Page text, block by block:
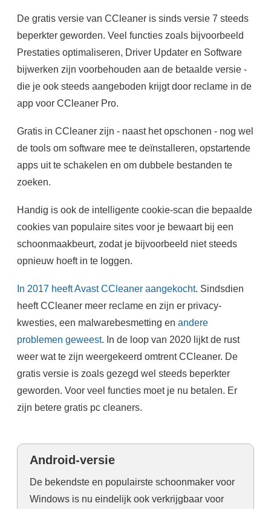
De gratis versie van CCleaner is sinds versie 7 steeds
beperkter geworden. Veel functies zoals bijvoorbeeld
Prestaties optimaliseren, Driver Updater en Software
bijwerken zijn voorbehouden aan de betaalde versie -
die je ook steeds aangeboden krijgt door reclame in de
app voor CCleaner Pro.
Gratis in CCleaner zijn - naast het opschonen - nog wel
de tools om software mee te deïnstalleren, opstartende
apps uit te schakelen en om dubbele bestanden te
zoeken.
Handig is ook de intelligente cookie-scan die bepaalde
cookies van populaire sites voor je bewaart bij een
schoonmaakbeurt, zodat je bijvoorbeeld niet steeds
opnieuw hoeft in te loggen.
In 2017 heeft Avast CCleaner aangekocht. Sindsdien
heeft CCleaner meer reclame en zijn er privacy-
kwesties, een malwarebesmetting en andere
problemen geweest. In de loop van 2020 lijkt de rust
weer wat te zijn weergekeerd omtrent CCleaner. De
gratis versie is zoals gezegd wel steeds beperkter
geworden. Voor veel functies moet je nu betalen. Er
zijn betere gratis pc cleaners.
Android-versie
De bekendste en populairste schoonmaker voor
Windows is nu eindelijk ook verkrijgbaar voor